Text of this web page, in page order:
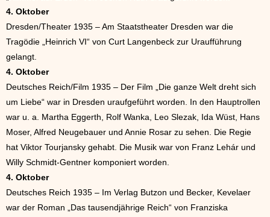
4. Oktober
Dresden/Theater 1935 – Am Staatstheater Dresden war die
Tragödie „Heinrich VI“ von Curt Langenbeck zur Uraufführung
gelangt.
4. Oktober
Deutsches Reich/Film 1935 – Der Film „Die ganze Welt dreht sich
um Liebe“ war in Dresden uraufgeführt worden. In den Hauptrollen
war u. a. Martha Eggerth, Rolf Wanka, Leo Slezak, Ida Wüst, Hans
Moser, Alfred Neugebauer und Annie Rosar zu sehen. Die Regie
hat Viktor Tourjansky gehabt. Die Musik war von Franz Lehár und
Willy Schmidt-Gentner komponiert worden.
4. Oktober
Deutsches Reich 1935 – Im Verlag Butzon und Becker, Kevelaer
war der Roman „Das tausendjährige Reich“ von Franziska